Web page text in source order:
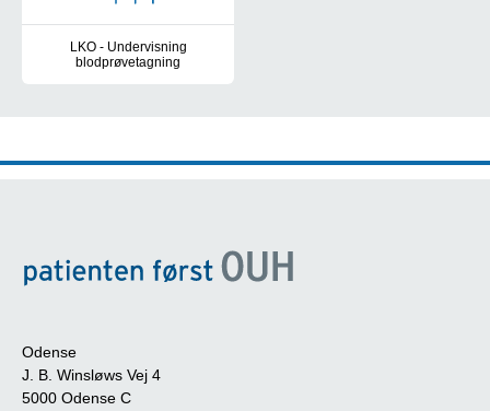
LKO - Undervisning
blodprøvetagning
Odense
J. B. Winsløws Vej 4
5000 Odense C